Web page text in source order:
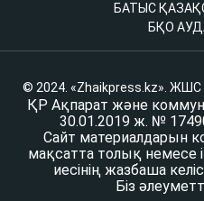
БАТЫС
БҚО
© 2024. «Zhaikpress.kz». ЖШС
ҚР Ақпарат және
30.01.2019 ж. №
Сайт материалдарын
мақсатта толық немесе
иесінің жазбаша
Біз